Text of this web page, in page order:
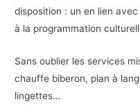
disposition : un en lien
à la programmation
Sans oublier les services
chauffe biberon, plan à
lingettes…